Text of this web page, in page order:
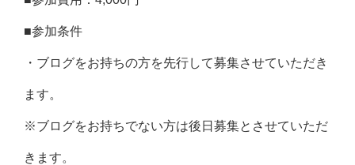
■参加条件
・ブログをお持ちの方を先行して募集させていただき
ます。
※ブログをお持ちでない方は後日募集とさせていただ
きます。